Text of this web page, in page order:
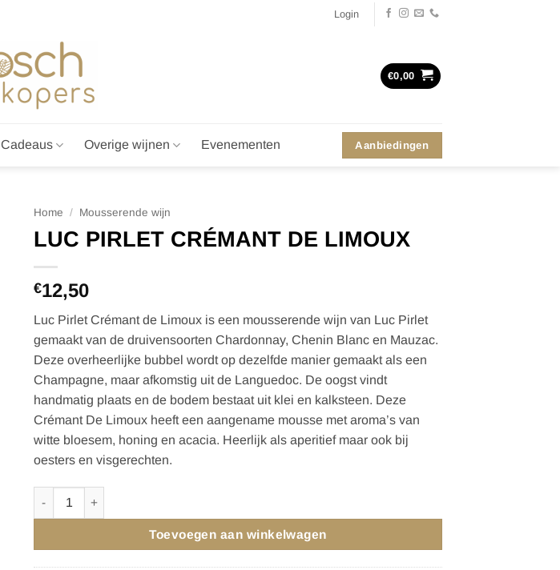
Login
€0,00
Cadeaus Overige wijnen Evenementen Aanbiedingen
Home / Mousserende wijn
LUC PIRLET CRÉMANT DE LIMOUX
€12,50
Luc Pirlet Crémant de Limoux is een mousserende wijn van Luc Pirlet
gemaakt van de druivensoorten Chardonnay, Chenin Blanc en Mauzac.
Deze overheerlijke bubbel wordt op dezelfde manier gemaakt als een
Champagne, maar afkomstig uit de Languedoc. De oogst vindt
handmatig plaats en de bodem bestaat uit klei en kalksteen. Deze
Crémant De Limoux heeft een aangename mousse met aroma’s van
witte bloesem, honing en acacia. Heerlijk als aperitief maar ook bij
oesters en visgerechten.
Toevoegen aan winkelwagen